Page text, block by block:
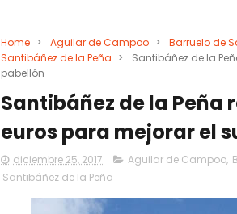
Home > Aguilar de Campoo > Barruelo de
Santibáñez de la Peña >
Santibáñez de la
pabellón
Santibáñez de la Peña
euros para mejorar el
diciembre 25, 2017 Aguilar de Campoo,
Santibáñez de la Peña